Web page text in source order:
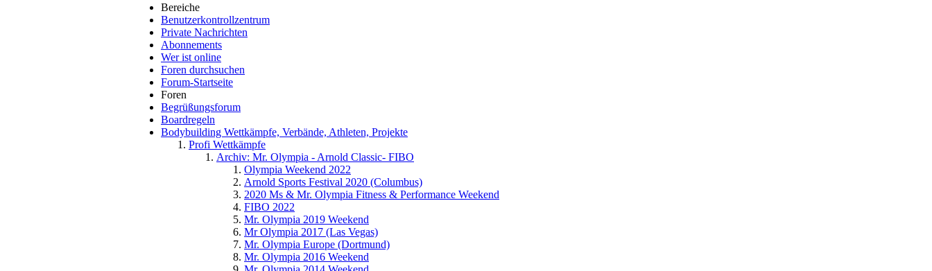
Bereiche
Benutzerkontrollzentrum
Private Nachrichten
Abonnements
Wer ist online
Foren durchsuchen
Forum-Startseite
Foren
Begrüßungsforum
Boardregeln
Bodybuilding Wettkämpfe, Verbände, Athleten, Projekte
Profi Wettkämpfe
Archiv: Mr. Olympia - Arnold Classic- FIBO
Olympia Weekend 2022
Arnold Sports Festival 2020 (Columbus)
2020 Ms & Mr. Olympia Fitness & Performance Weekend
FIBO 2022
Mr. Olympia 2019 Weekend
Mr Olympia 2017 (Las Vegas)
Mr. Olympia Europe (Dortmund)
Mr. Olympia 2016 Weekend